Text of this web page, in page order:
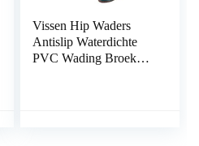
Vissen Hip Waders
Antislip Waterdichte
PVC Wading Broek